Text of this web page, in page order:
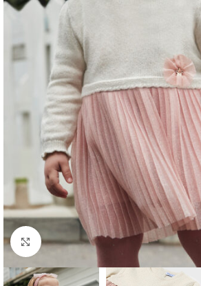
Click to enlarge